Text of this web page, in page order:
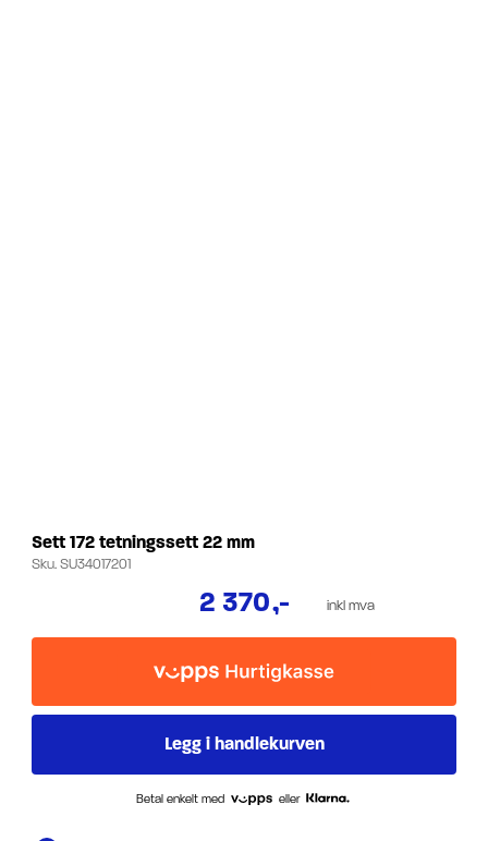
Sett 172 tetningssett 22 mm
Sku.SU34017201
2 370,- inkl mva
Betal enkelt med eller